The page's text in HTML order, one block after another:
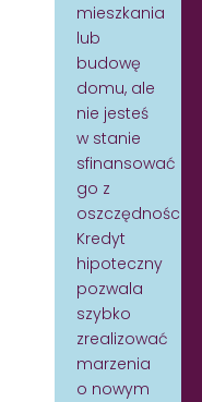
mieszkania
lub
budowę
domu, ale
nie jesteś
w stanie
sfinansować
go z
oszczędności?
Kredyt
hipoteczny
pozwala
szybko
zrealizować
marzenia
o nowym